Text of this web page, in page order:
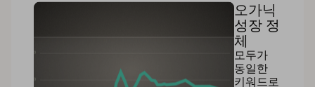
오가닉
성장 정
체
모두가
동일한
키워드로